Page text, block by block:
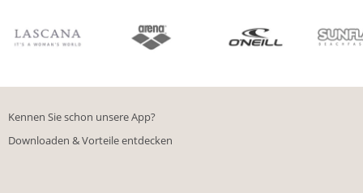
Kennen Sie schon unsere App?
Downloaden & Vorteile entdecken